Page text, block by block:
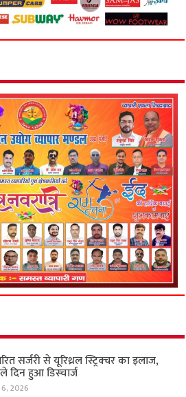
सर्जरी से यूरिथ्रल स्ट्रिक्चर का इलाज,
दिन हुआ डिस्चार्ज
2026